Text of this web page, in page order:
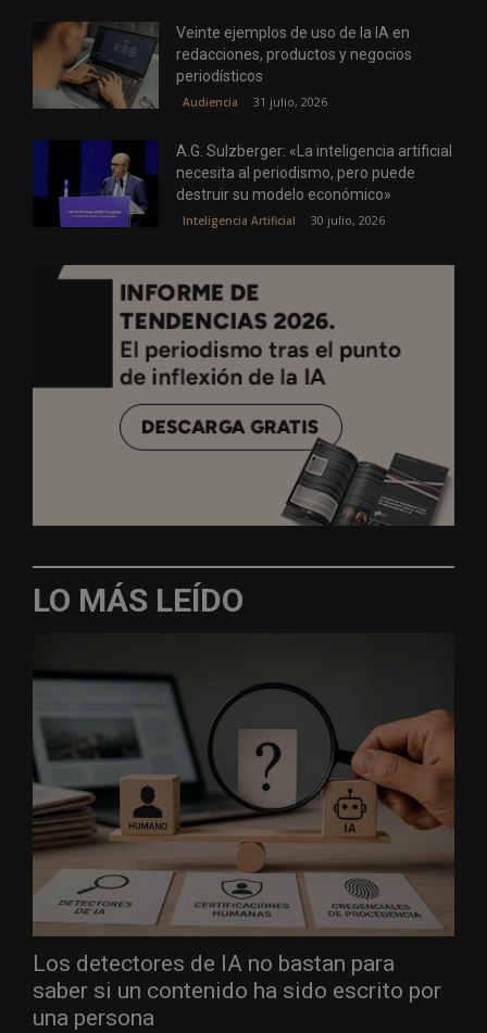
Veinte ejemplos de uso de la IA en
redacciones, productos y negocios
periodísticos
Audiencia 31 julio, 2026
A.G. Sulzberger: «La inteligencia artificial
necesita al periodismo, pero puede
destruir su modelo económico»
Inteligencia Artificial 30 julio, 2026
LO MÁS LEÍDO
Los detectores de IA no bastan para
saber si un contenido ha sido escrito por
una persona